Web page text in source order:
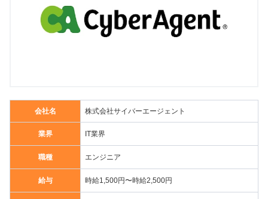
会社名 株式会社サイバーエージェント
業界 IT業界
職種 エンジニア
給与 時給1,500円〜時給2,500円